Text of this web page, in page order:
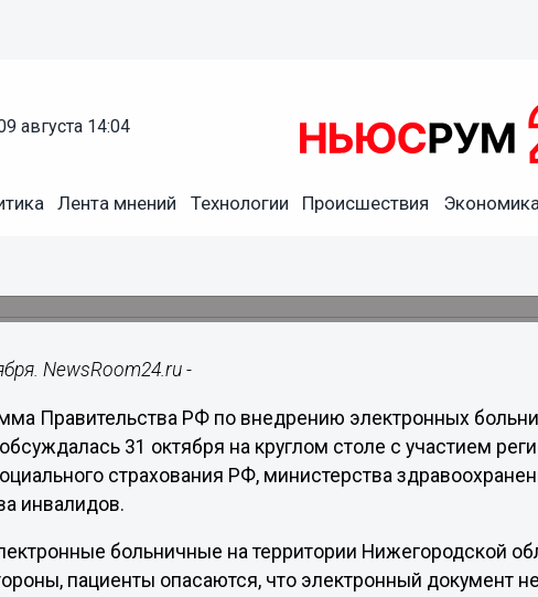
августа 14:04
Лента мнений Технологии Происшествия
не слишком популярны у
NewsRoom24.ru -
Правительства РФ по внедрению электронных
31 октября на круглом столе с участием
страхования РФ, министерства
инвалидов.
больничные на территории Нижегородской
пациенты опасаются, что электронный документ